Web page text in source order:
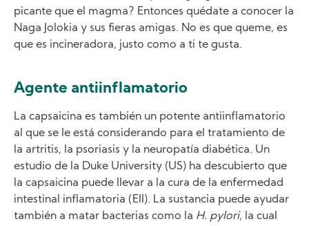
picante que el magma? Entonces quédate a conocer la
Naga Jolokia y sus fieras amigas. No es que queme, es
que es incineradora, justo como a ti te gusta.
Agente antiinflamatorio
La capsaicina es también un potente antiinflamatorio
al que se le está considerando para el tratamiento de
la artritis, la psoriasis y la neuropatía diabética. Un
estudio de la Duke University (US) ha descubierto que
la capsaicina puede llevar a la cura de la enfermedad
intestinal inflamatoria (EII). La sustancia puede ayudar
también a matar bacterias como la H. pylori, la cual